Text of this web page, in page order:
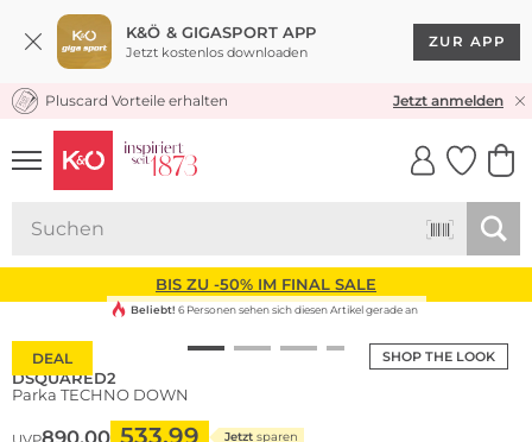
K&Ö & GIGASPORT APP
Jetzt kostenlos downloaden
ZUR APP
KOSTENLOSER VERSAND* & RÜCKVERSAND
Pluscard Vorteile erhalten Jetzt anmelden
UNSERE APP
CLICK &
BIS ZU -50% IM FINAL SALE
SHOP THE LOOK
DEAL
Beliebt! 6 Personen sehen sich diesen Artikel gerade an
DSQUARED2
Parka TECHNO DOWN
890,00 533,99 Jetzt sparen